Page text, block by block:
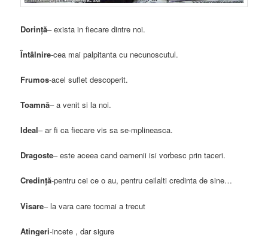
Dorinţă– exista in fiecare dintre noi.
Întâlnire-cea mai palpitanta cu necunoscutul.
Frumos-acel suflet descoperit.
Toamnă– a venit si la noi.
Ideal– ar fi ca fiecare vis sa se-mplineasca.
Dragoste– este aceea cand oamenii isi vorbesc prin taceri.
Credinţă-pentru cei ce o au, pentru ceilalti credinta de sine…
Visare– la vara care tocmai a trecut
Atingeri-incete , dar sigure